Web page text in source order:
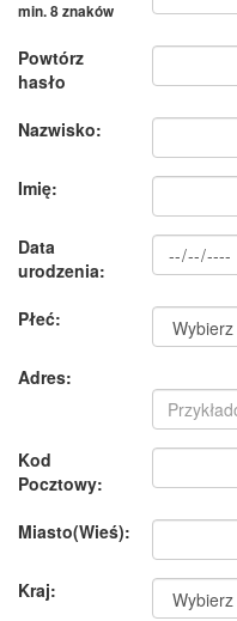
min. 8 znaków
Powtórz
hasło
Nazwisko:
Imię:
Data
urodzenia:
Płeć:
Adres:
Kod
Pocztowy:
Miasto(Wieś):
Kraj: